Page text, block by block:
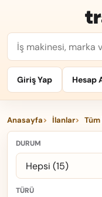
Giriş Yap Hesap
Anasayfa İlanlar
DURUM
TÜRÜ